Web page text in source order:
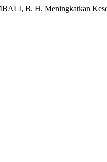
B. H. Meningkatkan